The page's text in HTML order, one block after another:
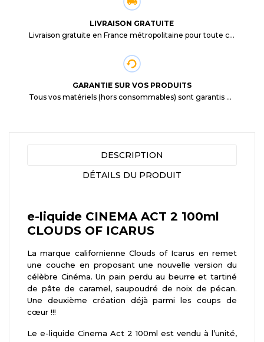
LIVRAISON GRATUITE
Livraison gratuite en France métropolitaine pour toute commande supérieure à 29,90€.
GARANTIE SUR VOS PRODUITS
Tous vos matériels (hors consommables) sont garantis 3 mois à partir de la date d'achat
DESCRIPTION
DÉTAILS DU PRODUIT
e-liquide CINEMA ACT 2 100ml
CLOUDS OF ICARUS
La marque californienne Clouds of Icarus en remet
une couche en proposant une nouvelle version du
célèbre Cinéma. Un pain perdu au beurre et tartiné
de pâte de caramel, saupoudré de noix de pécan.
Une deuxième création déjà parmi les coups de
cœur !!!
Le e-liquide Cinema Act 2 100ml est vendu à l’unité,